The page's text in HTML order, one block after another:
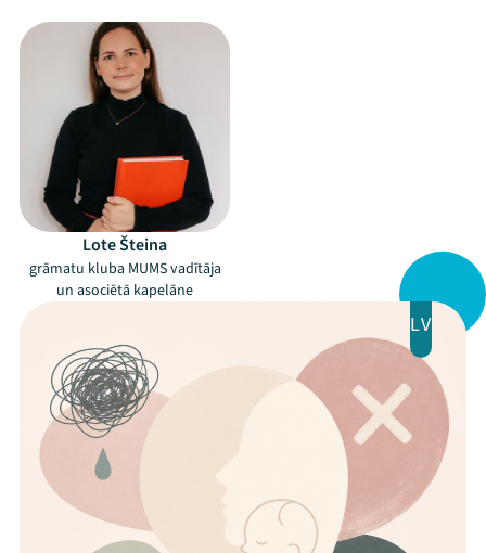
Mana programma
Programma
Arhīvs
Viņi bija LAMPĀ 2026
Jaunumi
Lote Šteina
grāmatu kluba MUMS vadītāja
un asociētā kapelāne
LV